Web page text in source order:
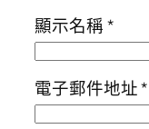
顯示名稱*
電子郵件地址*